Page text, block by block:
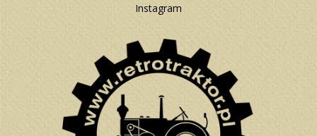
Instagram